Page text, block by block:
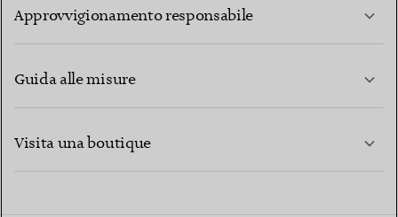
Approvvigionamento responsabile
Guida alle misure
Visita una boutique